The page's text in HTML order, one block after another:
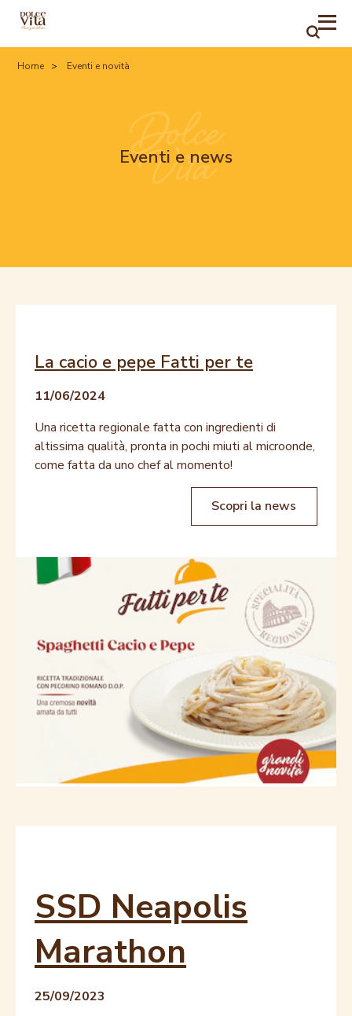
Home Eventi e novità
Eventi e news
Dolce
Vita
La cacio e pepe Fatti per te
11/06/2024
Una ricetta regionale fatta con ingredienti di
altissima qualità, pronta in pochi miuti al microonde,
come fatta da uno chef al momento!
Scopri la news
SSD Neapolis
Marathon
25/09/2023